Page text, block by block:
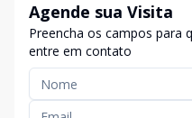
Agende sua Visita
Preencha os campos para
entre em contato